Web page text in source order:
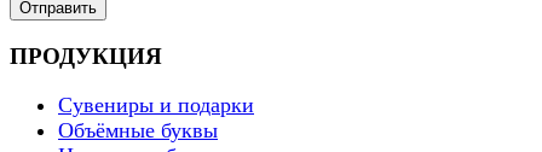
ПРОДУКЦИЯ
Сувениры и подарки
Объёмные буквы